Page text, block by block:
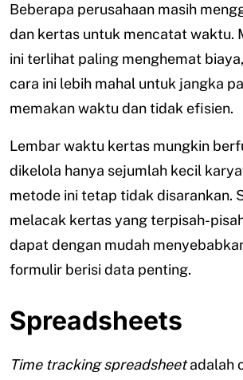
Beberapa perusahaan masih
dan kertas untuk mencatat waktu.
ini terlihat paling menghemat
cara ini lebih mahal untuk jangka
memakan waktu dan tidak efisien.
Lembar waktu kertas mungkin
dikelola hanya sejumlah kecil
metode ini tetap tidak disarankan.
melacak kertas yang terpisah-
dapat dengan mudah
formulir berisi data penting.
Spreadsheets
Time tracking spreadsheetadalah